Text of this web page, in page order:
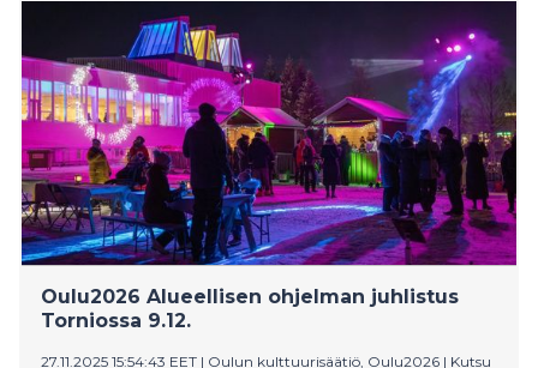
Oulu2026 Alueellisen ohjelman juhlistus
Torniossa 9.12.
27.11.2025 15:54:43 EET | Oulun kulttuurisäätiö, Oulu2026 | Kutsu